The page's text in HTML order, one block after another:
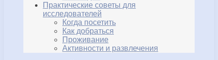
Практические советы для
исследователей
Когда посетить
Как добраться
Проживание
Активности и развлечения